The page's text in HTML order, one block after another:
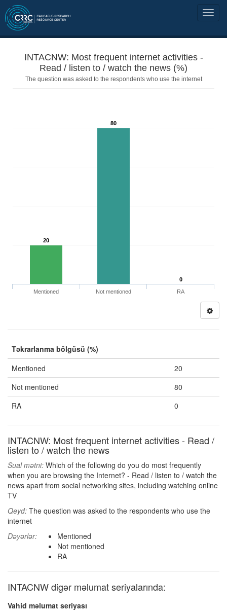
INTACNW: Most frequent internet activities -
Read / listen to / watch the news (%)
The question was asked to the respondents who use the internet
20
80
0
Mentioned
Not mentioned RA
Təkrarlanma bölgüsü (%)
Mentioned
20
Not mentioned
80
RA
0
INTACNW: Most frequent internet activities - Read /
listen to / watch the news
Sual mətni: Which of the following do you do most frequently
when you are browsing the Internet? - Read / listen to / watch the
news apart from social networking sites, including watching online
TV
Qeyd: The question was asked to the respondents who use the
internet
Dəyərlər:
Mentioned
Not mentioned
RA
INTACNW digər məlumat seriyalarında:
Vahid məlumat seriyası